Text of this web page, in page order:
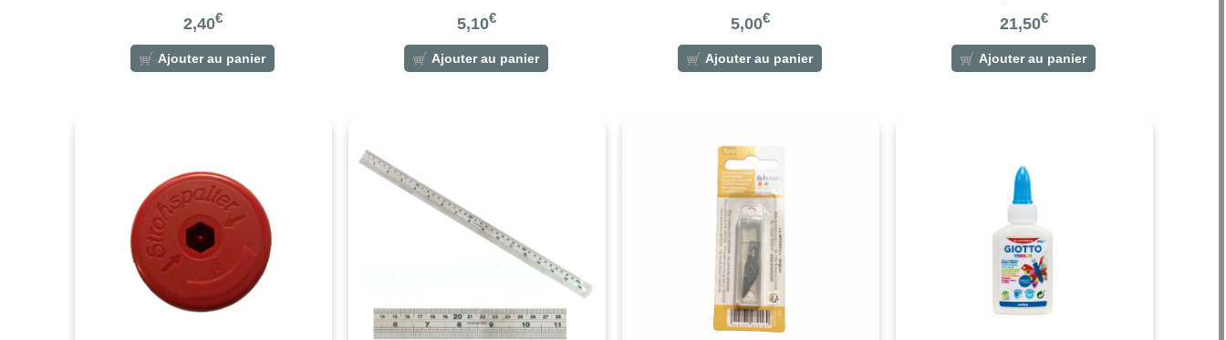
2,40€
Ajouter au panier
5,10€
Ajouter au panier
5,00€
Ajouter au panier
21,50€
Ajouter au panier